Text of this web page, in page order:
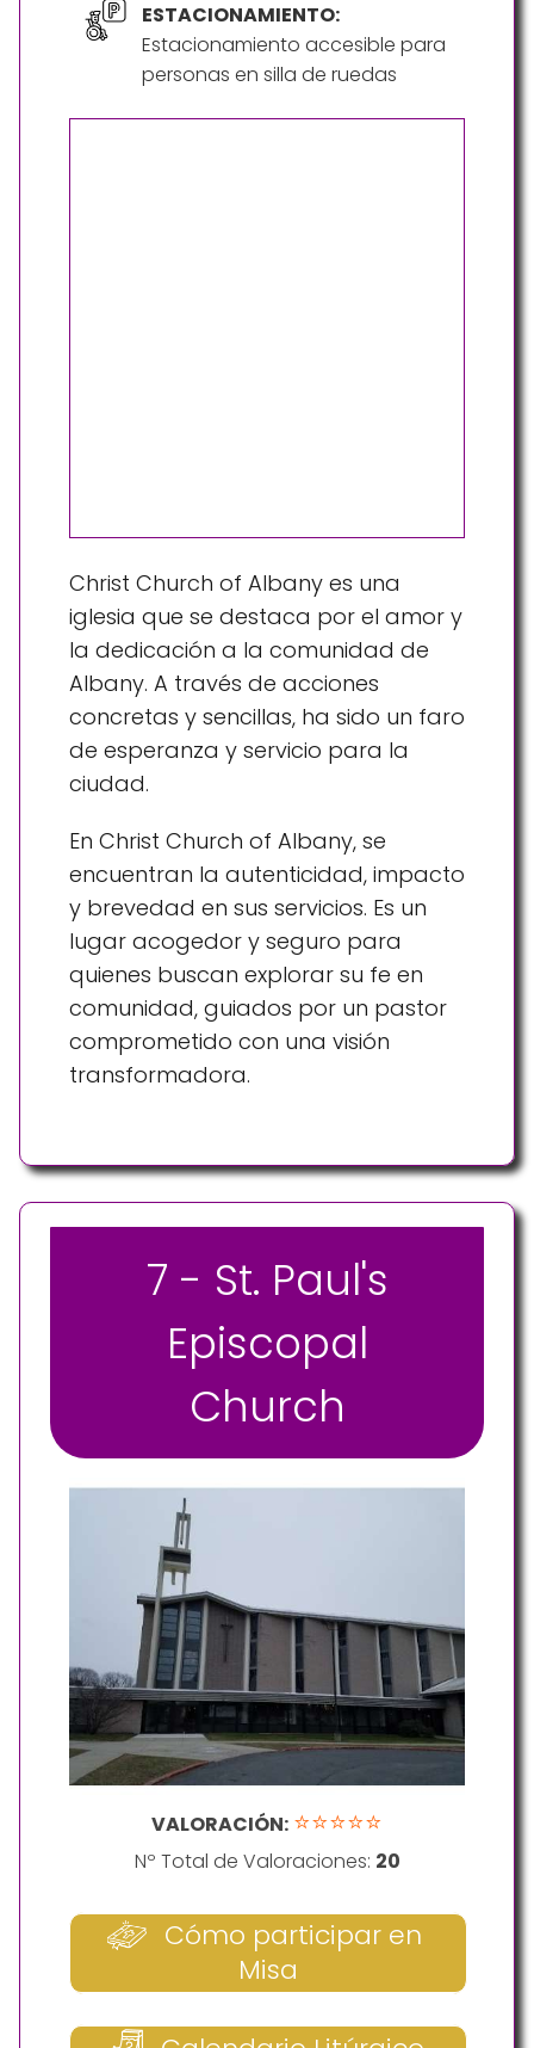
ESTACIONAMIENTO:
Estacionamiento accesible para
personas en silla de ruedas
Christ Church of Albany es una
iglesia que se destaca por el amor y
la dedicación a la comunidad de
Albany. A través de acciones
concretas y sencillas, ha sido un faro
de esperanza y servicio para la
ciudad.
En Christ Church of Albany, se
encuentran la autenticidad, impacto
y brevedad en sus servicios. Es un
lugar acogedor y seguro para
quienes buscan explorar su fe en
comunidad, guiados por un pastor
comprometido con una visión
transformadora.
7 - St. Paul's
Episcopal
Church
VALORACIÓN: ⭐⭐⭐⭐⭐
Nº Total de Valoraciones: 20
Cómo participar en
Misa